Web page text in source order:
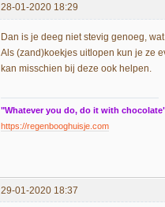
28-01-2020 18:29
Dan is je deeg niet stevig genoeg,
Als (zand)koekjes uitlopen kun je ze
kan misschien bij deze ook helpen.
"Whatever you do, do it with
https://regenbooghuisje.com
29-01-2020 18:37